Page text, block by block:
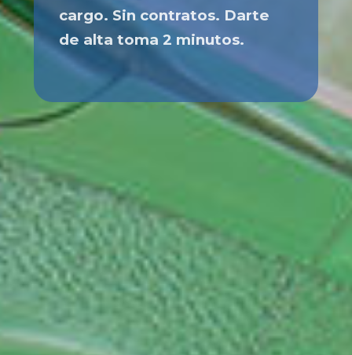
cargo. Sin contratos. Darte
de alta toma 2 minutos.